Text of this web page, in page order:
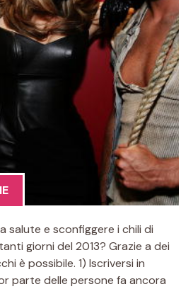
salute e sconfiggere i chili di
giorni del 2013? Grazie a dei
è possibile. 1) Iscriversi in
parte delle persone fa ancora